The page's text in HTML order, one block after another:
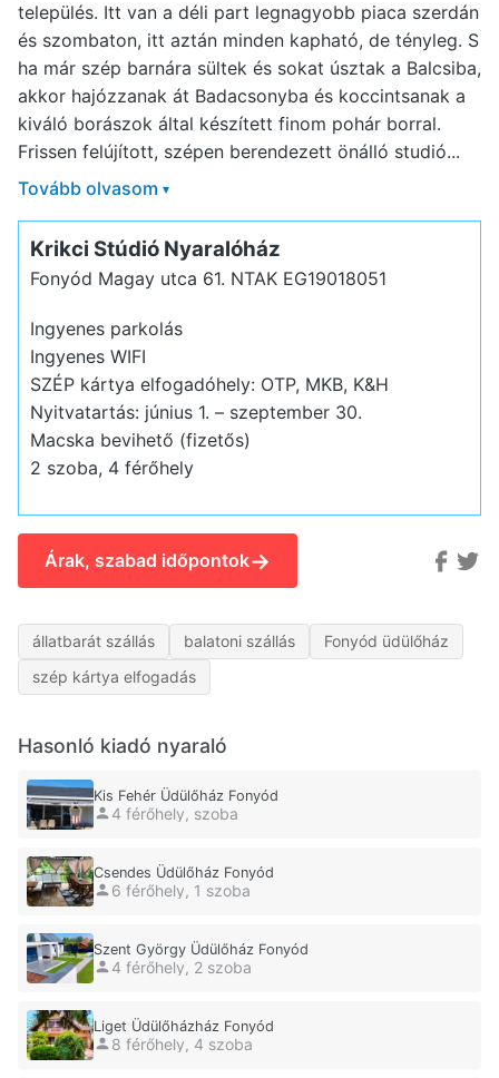
település. Itt van a déli part legnagyobb piaca szerdán
és szombaton, itt aztán minden kapható, de tényleg. S
ha már szép barnára sültek és sokat úsztak a Balcsiba,
akkor hajózzanak át Badacsonyba és koccintsanak a
kiváló borászok által készített finom pohár borral.
Frissen felújított, szépen berendezett önálló studió...
Tovább olvasom ▾
Krikci Stúdió Nyaralóház
Fonyód Magay utca 61. NTAK EG19018051
Ingyenes parkolás
Ingyenes WIFI
SZÉP kártya elfogadóhely: OTP, MKB, K&H
Nyitvatartás: június 1. – szeptember 30.
Macska bevihető (fizetős)
2 szoba, 4 férőhely
Árak, szabad időpontok→
állatbarát szállás balatoni szállás
Fonyód üdülőház
szép kártya elfogadás
Hasonló kiadó nyaraló
Kis Fehér Üdülőház Fonyód
4 férőhely, szoba
Csendes Üdülőház Fonyód
6 férőhely, 1 szoba
Szent György Üdülőház Fonyód
4 férőhely, 2 szoba
Liget Üdülőházház Fonyód
8 férőhely, 4 szoba